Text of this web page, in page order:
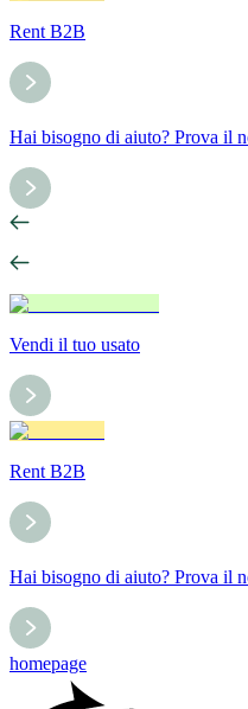
Rent B2B
Hai bisogno di aiuto? Prova il
Vendi il tuo usato
Rent B2B
Hai bisogno di aiuto? Prova il
homepage